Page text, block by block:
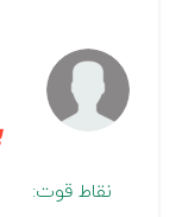
نقاط قوت: